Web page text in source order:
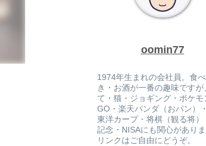
oomin77
1974年生まれの会社員。食
き・お酒が一番の趣味ですが
て・猫・ジョギング・ポケモ
GO・楽天パンダ（おパン）
東洋カープ・将棋（観る将）
記念・NISAにも関心がありま
リンクはご自由にどうぞ。